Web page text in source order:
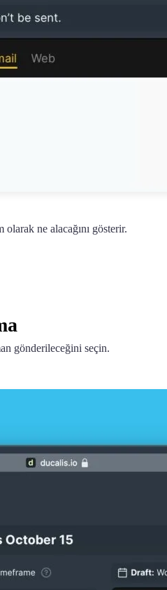
ne alacağını gösterir.
gönderileceğini seçin.